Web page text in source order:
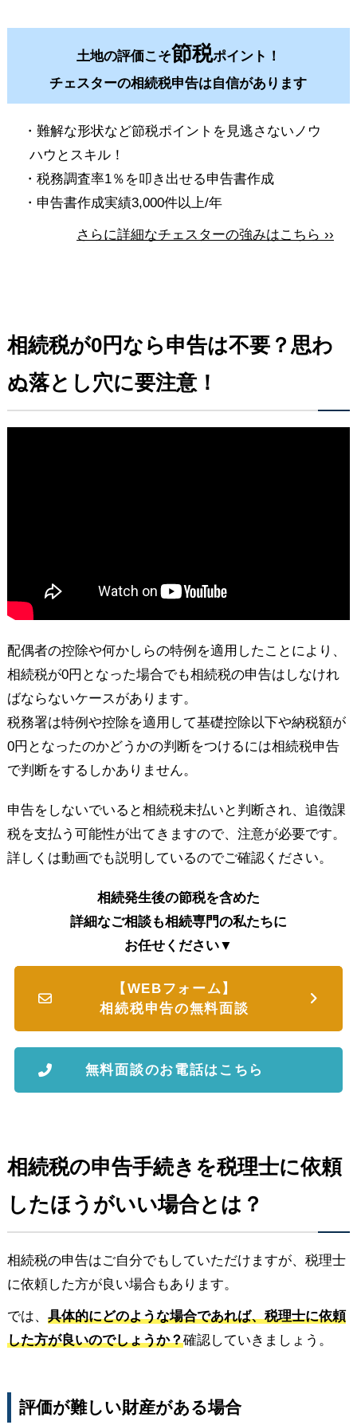
土地の評価こそ節税ポイント！
チェスターの相続税申告は自信があります
・難解な形状など節税ポイントを見逃さないノウ
ハウとスキル！
・税務調査率1％を叩き出せる申告書作成
・申告書作成実績3,000件以上/年
さらに詳細なチェスターの強みはこちら ››
相続税が0円なら申告は不要？思わ
ぬ落とし穴に要注意！
配偶者の控除や何かしらの特例を適用したことにより、
相続税が0円となった場合でも相続税の申告はしなけれ
ばならないケースがあります。
税務署は特例や控除を適用して基礎控除以下や納税額が
0円となったのかどうかの判断をつけるには相続税申告
で判断をするしかありません。
申告をしないでいると相続税未払いと判断され、追徴課
税を支払う可能性が出てきますので、注意が必要です。
詳しくは動画でも説明しているのでご確認ください。
相続発生後の節税を含めた
詳細なご相談も相続専門の私たちに
お任せください▼
【WEBフォーム】
相続税申告の無料面談
無料面談のお電話はこちら
相続税の申告手続きを税理士に依頼
したほうがいい場合とは？
相続税の申告はご自分でもしていただけますが、税理士
に依頼した方が良い場合もあります。
では、 具体的にどのような場合であれば、税理士に依頼
した方が良いのでしょうか？確認していきましょう。
評価が難しい財産がある場合